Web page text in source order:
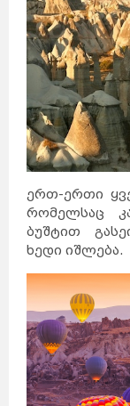
ერთ-ერთი
რომელსაც
ბუშტით
ხედი იშლება.